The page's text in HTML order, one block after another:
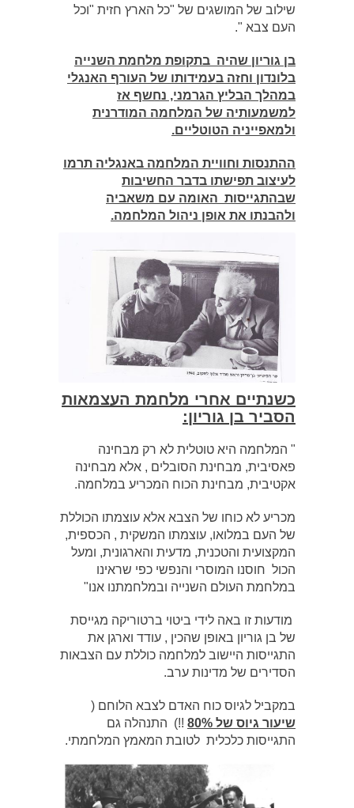
שילוב של המושגים של "כל הארץ חזית "וכל
העם צבא ".
בן גוריון שהיה בתקופת מלחמת השנייה
בלונדון וחזה בעמידותו של העורף האנגלי
במהלך הבליץ הגרמני, נחשף אז
למשמעותיה של המלחמה המודרנית
ולמאפייניה הטוטליים.
ההתנסות וחוויית המלחמה באנגליה תרמו
לעיצוב תפישתו בדבר החשיבות
שבהתגייסות האומה עם משאביה
ולהבנתו את אופן ניהול המלחמה.
כשנתיים אחרי מלחמת העצמאות
הסביר בן גוריון:
" המלחמה היא טוטלית לא רק מבחינה
פאסיבית, מבחינת הסובלים , אלא מבחינה
אקטיבית, מבחינת הכוח המכריע במלחמה.
מכריע לא כוחו של הצבא אלא עוצמתו הכוללת
של העם במלואו, עוצמתו המשקית , הכספית,
המקצועית והטכנית, מדעית והארגונית, ומעל
הכול חוסנו המוסרי והנפשי כפי שראינו
במלחמת העולם השנייה ובמלחמתנו אנו"
מודעות זו באה לידי ביטוי ברטוריקה מגייסת
של בן גוריון באופן שהכין , עודד וארגן את
התגייסות היישוב למלחמה כוללת עם הצבאות
הסדירים של מדינות ערב.
במקביל לגיוס כוח האדם לצבא הלוחם (
שיעור גיוס של 80%
!!) התנהלה גם
התגייסות כלכלית לטובת המאמץ המלחמתי.